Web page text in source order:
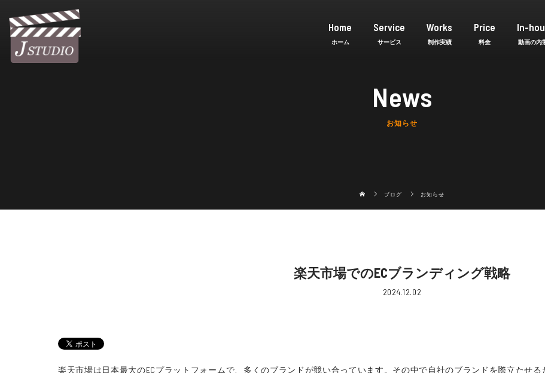
Home Service Works Price In-
News
お知らせ
ブログ お知らせ
楽天市場でのECブランディング戦略
2024.12.02
楽天市場は日本最大のECプラットフォームで、多くのブランドが競い合っています。その中で自社のブランドを際立たせ